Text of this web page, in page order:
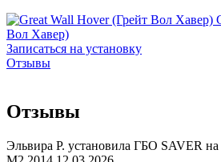
Вол Хавер)
Записаться на установку
Отзывы
Отзывы
Эльвира Р. установила ГБО SAVER